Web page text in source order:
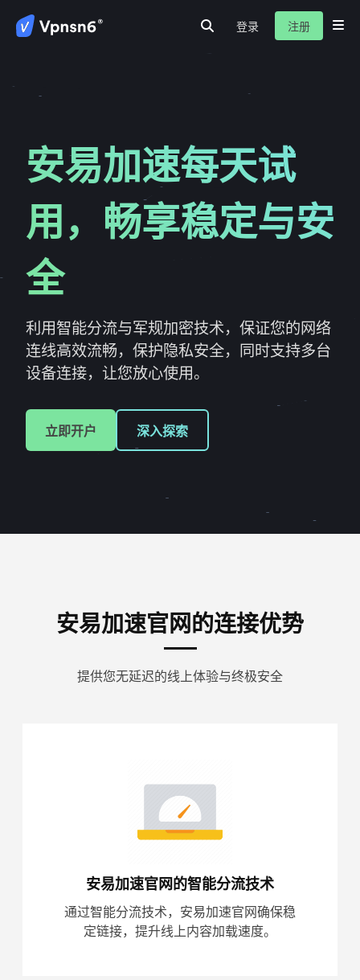
登录 注册
安易加速每天试
用，畅享稳定与安
全
利用智能分流与军规加密技术，保证您的网络
连线高效流畅，保护隐私安全，同时支持多台
设备连接，让您放心使用。
立即开户 深入探索
安易加速官网的连接优势
提供您无延迟的线上体验与终极安全
安易加速官网的智能分流技术
通过智能分流技术，安易加速官网确保稳
定链接，提升线上内容加载速度。